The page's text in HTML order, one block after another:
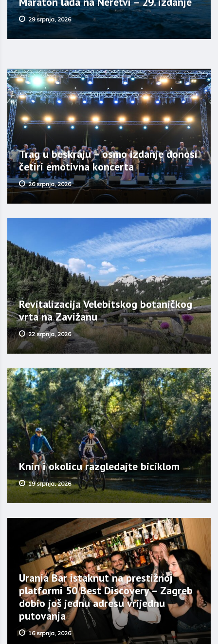
29 srpnja, 2026
Trag u beskraju – osmo izdanje donosi
četiri emotivna koncerta
26 srpnja, 2026
Revitalizacija Velebitskog botaničkog
vrta na Zavižanu
22 srpnja, 2026
Knin i okolicu razgledajte biciklom
19 srpnja, 2026
Urania Bar istaknut na prestižnoj
platformi 50 Best Discovery – Zagreb
dobio još jednu adresu vrijednu
putovanja
16 srpnja, 2026